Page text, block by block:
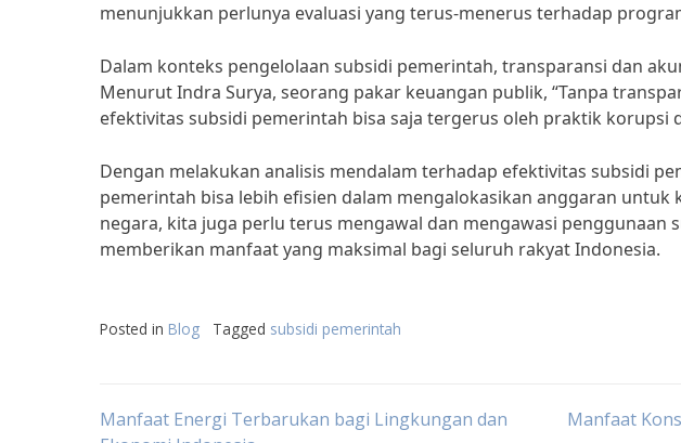
menunjukkan perlunya evaluasi yang terus-menerus terhadap
Dalam konteks pengelolaan subsidi pemerintah, transparansi dan
Menurut Indra Surya, seorang pakar keuangan publik, “Tanpa
efektivitas subsidi pemerintah bisa saja tergerus oleh praktik korupsi
Dengan melakukan analisis mendalam terhadap efektivitas subsidi
pemerintah bisa lebih efisien dalam mengalokasikan anggaran untuk
negara, kita juga perlu terus mengawal dan mengawasi penggunaan
memberikan manfaat yang maksimal bagi seluruh rakyat Indonesia.
Posted in Blog Tagged subsidi pemerintah
Post
Manfaat Energi Terbarukan bagi Lingkungan dan
Manfaat